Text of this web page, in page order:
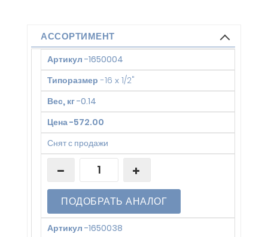
АССОРТИМЕНТ
Артикул -1650004
Типоразмер -16 х 1/2"
Вес, кг-0.14
Цена-572.00
Снят с продажи
ПОДОБРАТЬ АНАЛОГ
Артикул -1650038